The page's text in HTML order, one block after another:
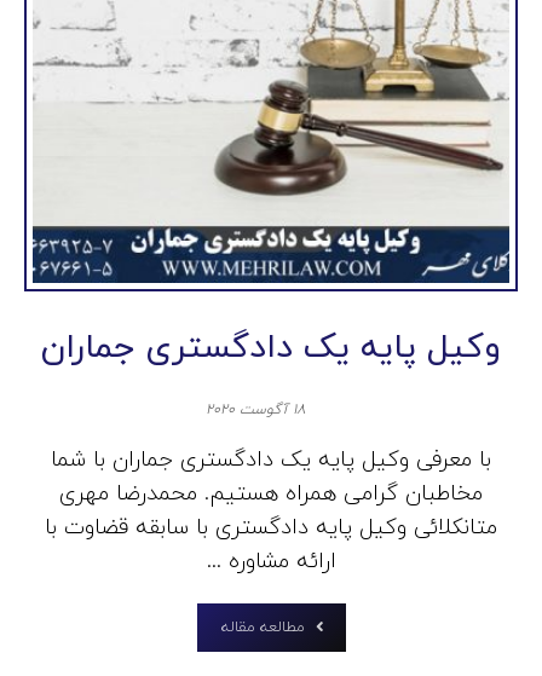
وکیل پایه یک دادگستری جماران
۱۸ آگوست ۲۰۲۰
با معرفی وکیل پایه یک دادگستری جماران با شما
مخاطبان گرامی همراه هستیم. محمدرضا مهری
متانکلائی وکیل پایه دادگستری با سابقه قضاوت با
ارائه مشاوره ...
مطالعه مقاله